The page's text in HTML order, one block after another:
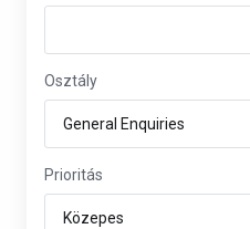
Osztály
Prioritás